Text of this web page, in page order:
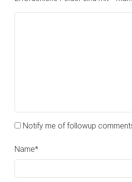
Notify me of followup
Name*